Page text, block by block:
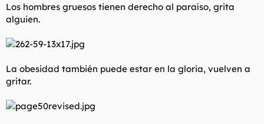
Los hombres gruesos tienen derecho al paraíso, grita
alguien.
La obesidad también puede estar en la gloria, vuelven a
gritar.